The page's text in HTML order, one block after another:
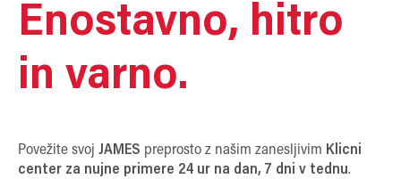
Enostavno, hitro
in varno.
Povežite svoj JAMES preprosto z našim zanesljivim Klicni
center za nujne primere 24 ur na dan, 7 dni v tednu.